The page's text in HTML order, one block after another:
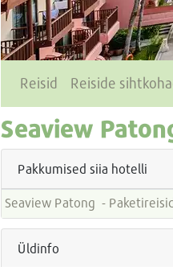
Reisid Reiside
Seaview
Pakkumised siia hotelli
Seaview Patong -
Üldinfo